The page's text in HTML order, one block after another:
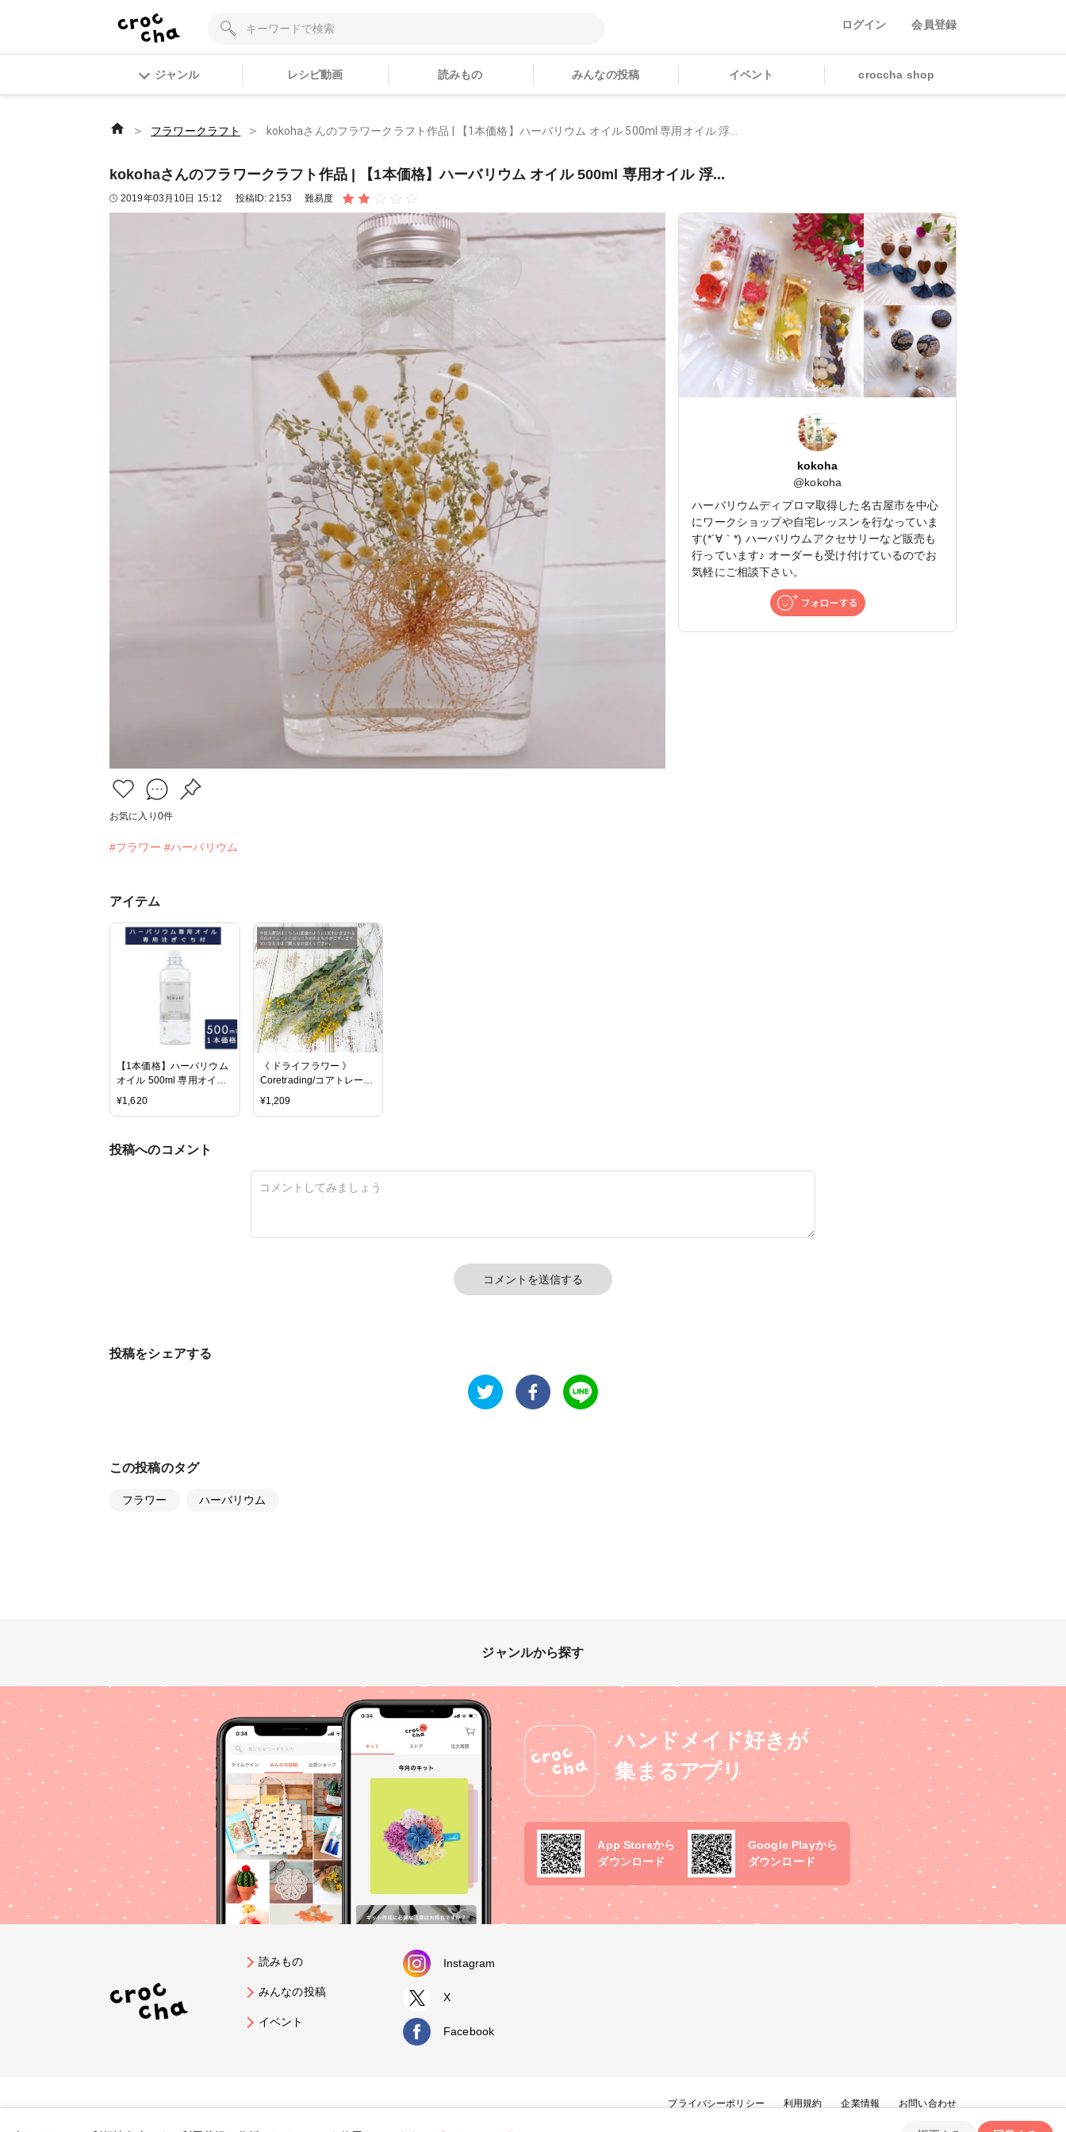
ログイン 会員登録
ジャンル レシピ動画 読みもの みんなの投稿 イベント croccha shop
＞ フラワークラフト ＞ kokohaさんのフラワークラフト作品 | 【1本価格】ハーバリウム オイル 500ml 専用オイル 浮...
kokohaさんのフラワークラフト作品 | 【1本価格】ハーバリウム オイル 500ml 専用オイル 浮...
2019年03月10日 15:12 投稿ID:2153 難易度
お気に入り 0件
#フラワー #ハーバリウム
kokoha
@kokoha
ハーバリウムディプロマ取得した名古屋市を中心
にワークショップや自宅レッスンを行なっていま
す(*´∀｀*) ハーバリウムアクセサリーなど販売も
行っています♪ オーダーも受け付けているのでお
気軽にご相談下さい。
アイテム
【1本価格】ハーバリウム
オイル 500ml 専用オイル
浮游花 fuyuka パラフィン
¥1,620
《 ドライフラワー 》
Coretrading/コアトレーデ
ィング ★即日出荷★ ミモ
ザ ナチュラル ハーバリウ
¥1,209
投稿へのコメント
コメントを送信する
投稿をシェアする
この投稿のタグ
フラワー ハーバリウム
ジャンルから探す
ハンドメイド好きが
集まるアプリ
App Storeから
ダウンロード
Google Playから
ダウンロード
読みもの
みんなの投稿
イベント
Instagram
X
Facebook
プライバシーポリシー 利用規約 企業情報 お問い合わせ